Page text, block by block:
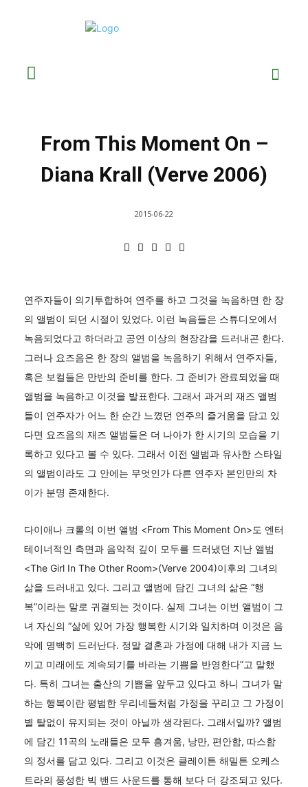
From This Moment On –
Diana Krall (Verve 2006)
2015-06-22
연주자들이 의기투합하여 연주를 하고 그것을 녹음하면 한 장
의 앨범이 되던 시절이 있었다. 이런 녹음들은 스튜디오에서
녹음되었다고 하더라고 공연 이상의 현장감을 드러내곤 한다.
그러나 요즈음은 한 장의 앨범을 녹음하기 위해서 연주자들,
혹은 보컬들은 만반의 준비를 한다. 그 준비가 완료되었을 때
앨범을 녹음하고 이것을 발표한다. 그래서 과거의 재즈 앨범
들이 연주자가 어느 한 순간 느꼈던 연주의 즐거움을 담고 있
다면 요즈음의 재즈 앨범들은 더 나아가 한 시기의 모습을 기
록하고 있다고 볼 수 있다. 그래서 이전 앨범과 유사한 스타일
의 앨범이라도 그 안에는 무엇인가 다른 연주자 본인만의 차
이가 분명 존재한다.
다이애나 크롤의 이번 앨범 <From This Moment On>도 엔터
테이너적인 측면과 음악적 깊이 모두를 드러냈던 지난 앨범
<The Girl In The Other Room>(Verve 2004)이후의 그녀의
삶을 드러내고 있다. 그리고 앨범에 담긴 그녀의 삶은 “행
복”이라는 말로 귀결되는 것이다. 실제 그녀는 이번 앨범이 그
녀 자신의 “삶에 있어 가장 행복한 시기와 일치하며 이것은 음
악에 명백히 드러난다. 정말 결혼과 가정에 대해 내가 지금 느
끼고 미래에도 계속되기를 바라는 기쁨을 반영한다”고 말했
다. 특히 그녀는 출산의 기쁨을 앞두고 있다고 하니 그녀가 말
하는 행복이란 평범한 우리네들처럼 가정을 꾸리고 그 가정이
별 탈없이 유지되는 것이 아닐까 생각된다. 그래서일까? 앨범
에 담긴 11곡의 노래들은 모두 흥겨움, 낭만, 편안함, 따스함
의 정서를 담고 있다. 그리고 이것은 클레이튼 해밀튼 오케스
트라의 풍성한 빅 밴드 사운드를 통해 보다 더 강조되고 있다.